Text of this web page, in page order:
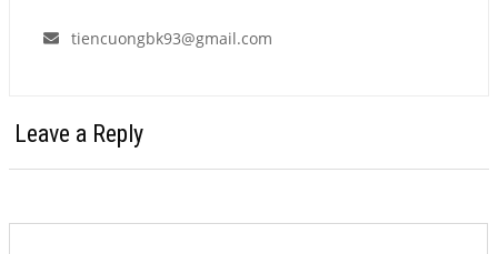
tiencuongbk93@gmail.com
Leave a Reply